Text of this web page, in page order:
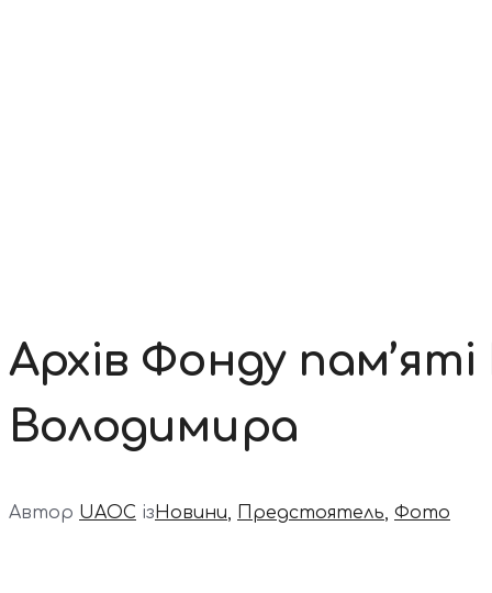
Архів Фонду
Володимира
Автор UAOC ізНовини, Предстоятель, Фото